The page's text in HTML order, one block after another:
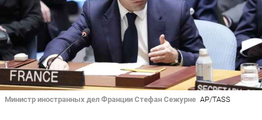
Министр иностранных дел Франции Стефан Сежурне AP/TASS